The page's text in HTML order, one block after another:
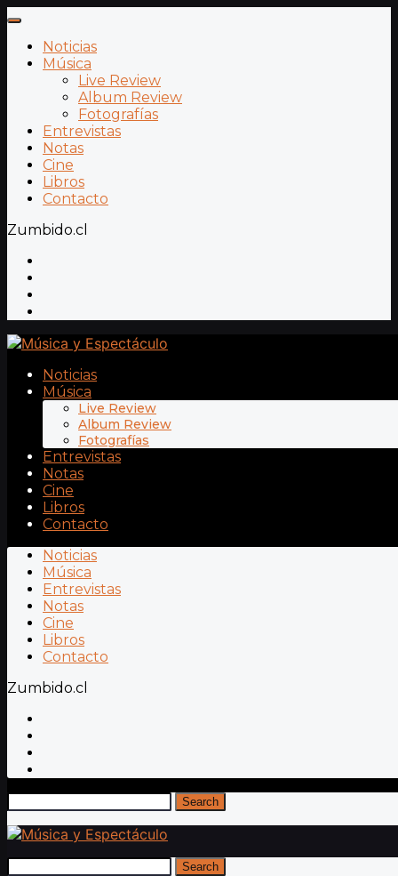
Noticias
Música
Live Review
Album Review
Fotografías
Entrevistas
Notas
Cine
Libros
Contacto
Zumbido.cl
Noticias
Música
Live Review
Album Review
Fotografías
Entrevistas
Notas
Cine
Libros
Contacto
Noticias
Música
Entrevistas
Notas
Cine
Libros
Contacto
Zumbido.cl
Search
Search